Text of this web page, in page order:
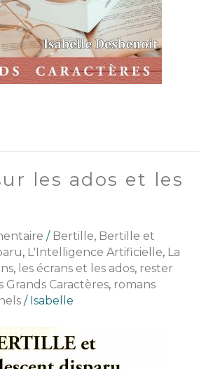
les ados et les
/ Bertille, Bertille et
, L'Intelligence Artificielle, La
, les écrans et les ados, rester
Grands Caractères, romans
/ Isabelle